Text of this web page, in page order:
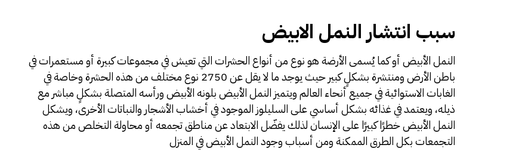
سبب انتشار النمل الابيض
النمل الأبيض أو كما يُسمى الأرضة هو نوع من أنواع الحشرات التي تعيش في مجموعات كبيرة أو مستعمرات في
باطن الأرض ومنتشرة بشكلٍ كبير حيث يوجد ما لا يقل عن 2750 نوع مختلف من هذه الحشرة وخاصة في
الغابات الاستوائية في جميع أنحاء العالم ويتميز النمل الأبيض بلونه الأبيض ورأسه المتصلة بشكلٍ مباشر مع
ذيله، ويعتمد في غذائه بشكل أساسي على السليلوز الموجود في أخشاب الأشجار والنباتات الأخرى، ويشكل
النمل الأبيض خطرًا كبيرًا على الإنسان لذلك يفضّل الابتعاد عن مناطق تجمعه أو محاولة التخلص من هذه
التجمعات بكل الطرق الممكنة ومن أسباب وجود النمل الأبيض في المنزل